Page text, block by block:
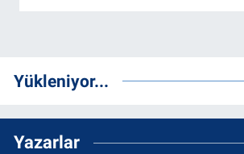
Yükleniyor...
Yazarlar